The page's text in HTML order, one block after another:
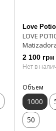
Love
LOVE
2 100 грн
Нет в
Объем
1000
50